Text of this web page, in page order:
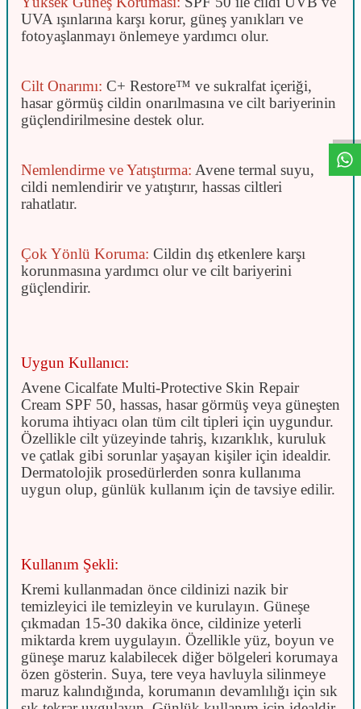
UVA ışınlarına karşı korur, güneş yanıkları ve
fotoyaşlanmayı önlemeye yardımcı olur.
Cilt Onarımı: C+ Restore™ ve sukralfat içeriği,
hasar görmüş cildin onarılmasına ve cilt bariyerinin
güçlendirilmesine destek olur.
Nemlendirme ve Yatıştırma: Avene termal suyu,
cildi nemlendirir ve yatıştırır, hassas ciltleri
rahatlatır.
Çok Yönlü Koruma: Cildin dış etkenlere karşı
korunmasına yardımcı olur ve cilt bariyerini
güçlendirir.
Uygun Kullanıcı:
Avene Cicalfate Multi-Protective Skin Repair
Cream SPF 50, hassas, hasar görmüş veya güneşten
koruma ihtiyacı olan tüm cilt tipleri için uygundur.
Özellikle cilt yüzeyinde tahriş, kızarıklık, kuruluk
ve çatlak gibi sorunlar yaşayan kişiler için idealdir.
Dermatolojik prosedürlerden sonra kullanıma
uygun olup, günlük kullanım için de tavsiye edilir.
Kullanım Şekli:
Kremi kullanmadan önce cildinizi nazik bir
temizleyici ile temizleyin ve kurulayın. Güneşe
çıkmadan 15-30 dakika önce, cildinize yeterli
miktarda krem uygulayın. Özellikle yüz, boyun ve
güneşe maruz kalabilecek diğer bölgeleri korumaya
özen gösterin. Suya, tere veya havluyla silinmeye
maruz kalındığında, korumanın devamlılığı için sık